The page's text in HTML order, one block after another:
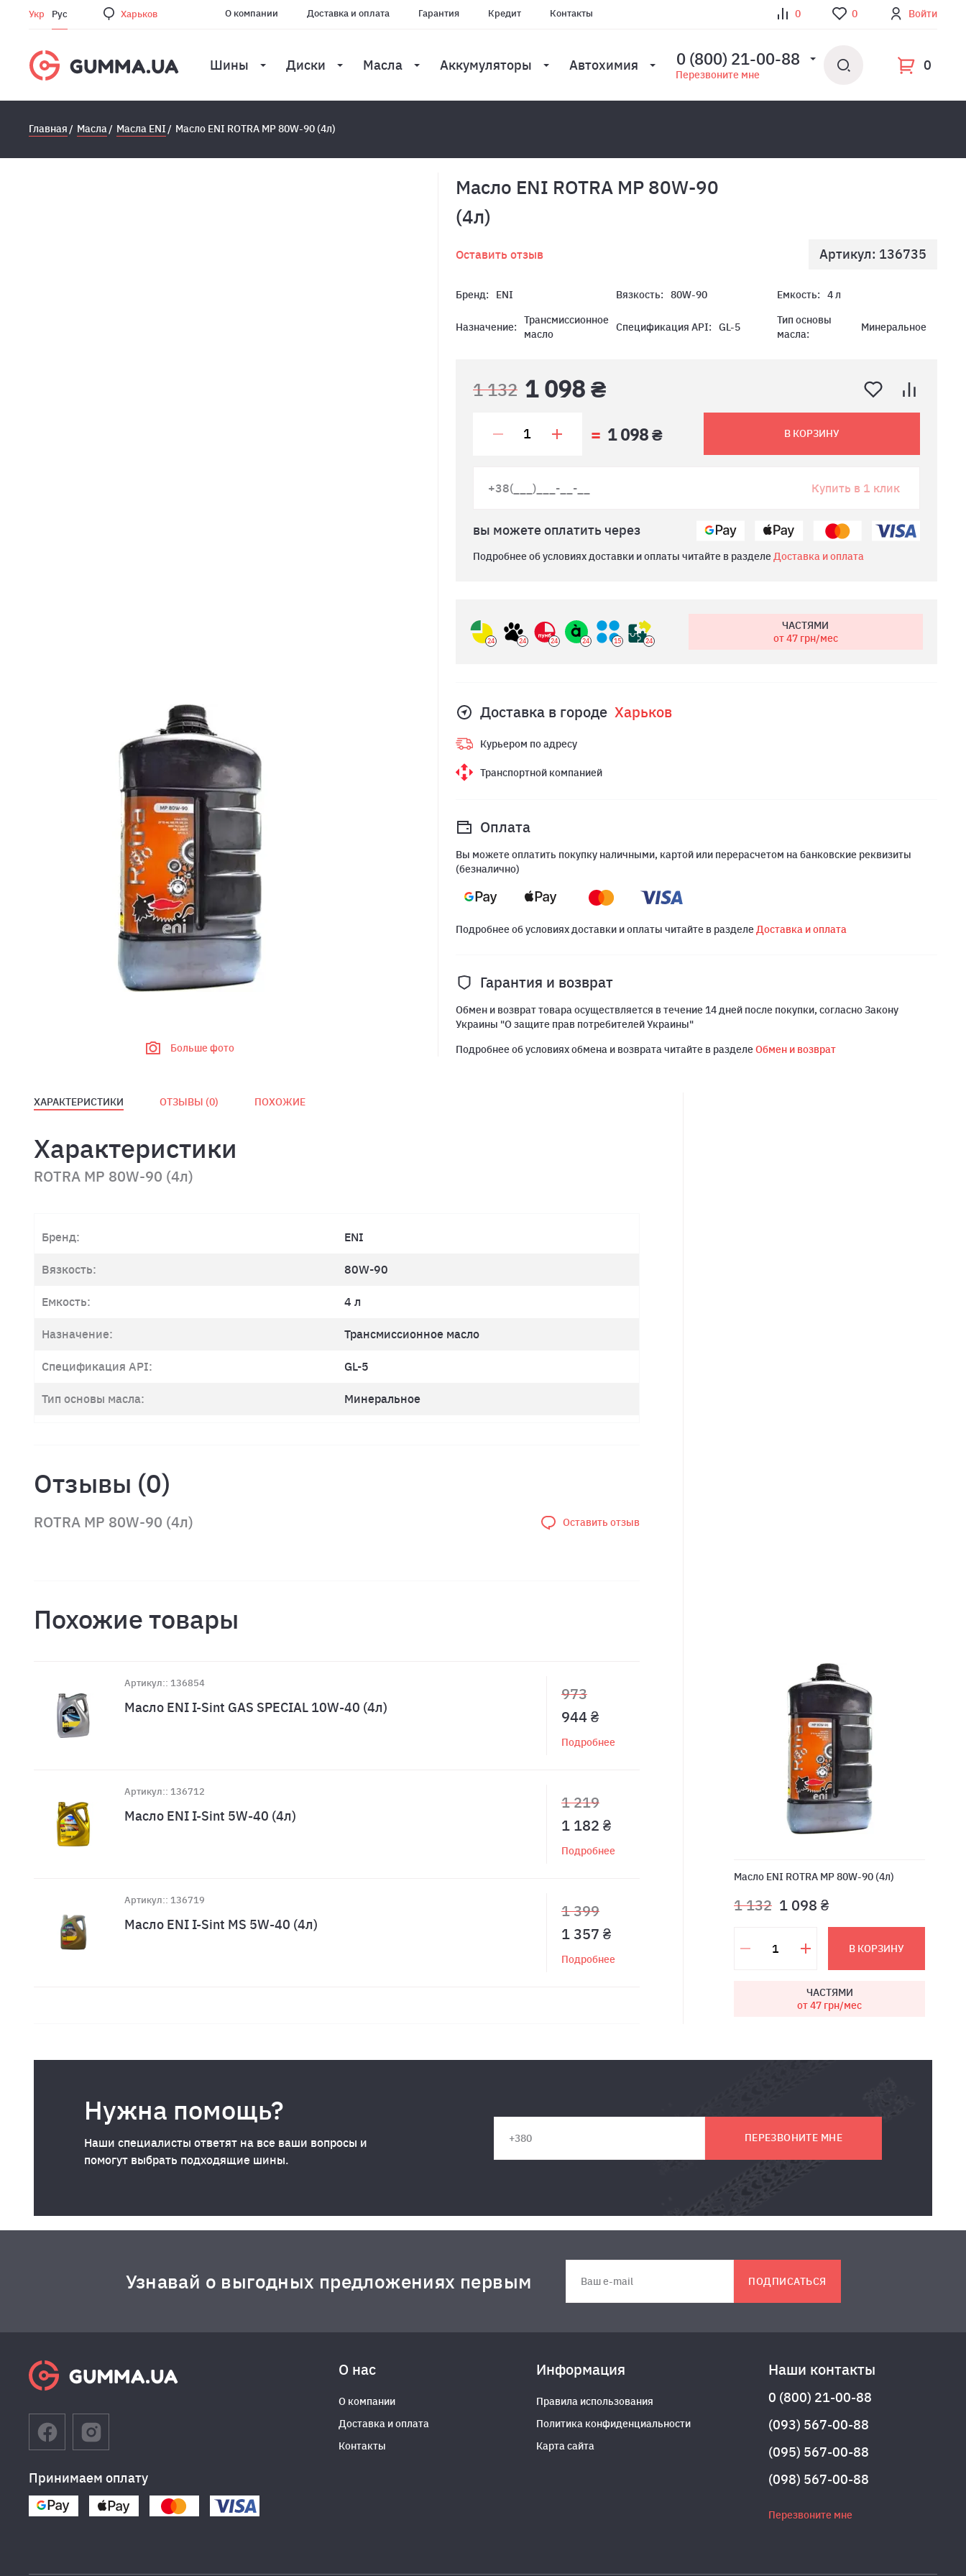
Укр Рус Харьков О компании Доставка и оплата Гарантия Кредит Контакты 0 0 Войти
Шины Диски Масла Аккумуляторы Автохимия 0 (800) 21-00-88
Перезвоните мне
0
Главная Масла Масла ENI Масло ENI ROTRA MP 80W-90 (4л)
Больше фото
Масло ENI ROTRA MP 80W-90
(4л)
Оставить отзыв Артикул: 136735
Бренд: ENI Вязкость: 80W-90 Емкость: 4 л
Назначение:
Трансмиссионное
масло
Спецификация API: GL-5
Тип основы
масла:
Минеральное
1 132 1 098 ₴
1 098 ₴ В КОРЗИНУ
Купить в 1 клик
вы можете оплатить через
Подробнее об условиях доставки и оплаты читайте в разделеДоставка и оплата
24 24 24 24 15 24
ЧАСТЯМИ
от 47грн/мес
Доставка в городе Харьков
Курьером по адресу
Транспортной компанией
Оплата
Вы можете оплатить покупку наличными, картой или перерасчетом на банковские реквизиты
(безналично)
Подробнее об условиях доставки и оплаты читайте в разделеДоставка и оплата
Гарантия и возврат
Обмен и возврат товара осуществляется в течение 14 дней после покупки, согласно Закону
Украины "О защите прав потребителей Украины"
Подробнее об условиях обмена и возврата читайте в разделеОбмен и возврат
ХАРАКТЕРИСТИКИ ОТЗЫВЫ (0) ПОХОЖИЕ
Характеристики
ROTRA MP 80W-90 (4л)
Бренд: ENI
Вязкость: 80W-90
Емкость: 4 л
Назначение: Трансмиссионное масло
Спецификация API: GL-5
Тип основы масла: Минеральное
Отзывы (0)
ROTRA MP 80W-90 (4л) Оставить отзыв
Похожие товары
Артикул:: 136854
Масло ENI I-Sint GAS SPECIAL 10W-40 (4л)
973
944 ₴
Подробнее
Артикул:: 136712
Масло ENI I-Sint 5W-40 (4л)
1 219
1 182 ₴
Подробнее
Артикул:: 136719
Масло ENI I-Sint MS 5W-40 (4л)
1 399
1 357 ₴
Подробнее
Масло ENI ROTRA MP 80W-90 (4л)
1 132 1 098 ₴
В КОРЗИНУ
ЧАСТЯМИ
от 47 грн/мес
Нужна помощь?
Наши специалисты ответят на все ваши вопросы и
помогут выбрать подходящие шины.
ПЕРЕЗВОНИТЕ МНЕ
Узнавай о выгодных предложениях первым ПОДПИСАТЬСЯ
Принимаем оплату
О нас
О компании
Доставка и оплата
Контакты
Информация
Правила использования
Политика конфиденциальности
Карта сайта
Наши контакты
0 (800) 21-00-88
(093) 567-00-88
(095) 567-00-88
(098) 567-00-88
Перезвоните мне